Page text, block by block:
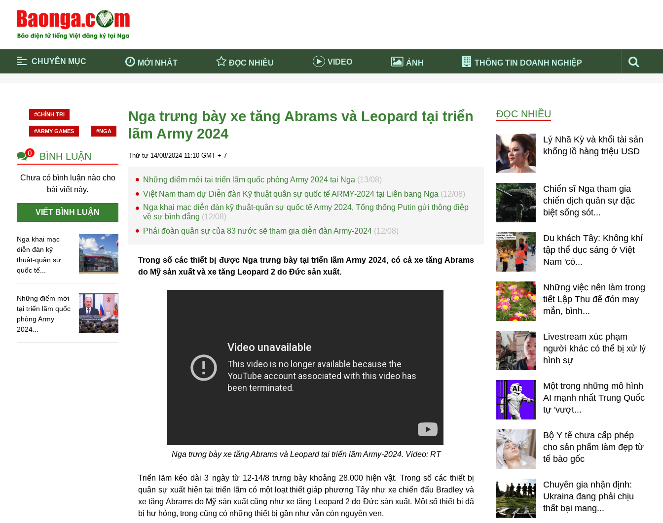
CHUYÊN MỤC MỚI NHẤT ĐỌC NHIỀU VIDEO ẢNH THÔNG TIN DOANH NGHIỆP
Nổi bật báo nga
Cộng đồng
Thông tin nước Nga NABU EDUCATION
Thư viện media
Cuộc sống quanh ta
Khám phá nước Nga
Phân tích thị trường Nga 2026
Quảng cáo
#CHÍNH TRỊ
#ARMY GAMES #NGA
0 BÌNH LUẬN
Chưa có bình luận nào cho
bài viết này.
VIẾT BÌNH LUẬN
Nga khai mạc
diễn đàn kỹ
thuật-quân sự
quốc tế...
Những điểm mới
tại triển lãm quốc
phòng Army
2024...
Nga trưng bày xe tăng Abrams và Leopard tại triển
lãm Army 2024
Thứ tư 14/08/2024 11:10 GMT + 7
Những điểm mới tại triển lãm quốc phòng Army 2024 tại Nga (13/08)
Việt Nam tham dự Diễn đàn Kỹ thuật quân sự quốc tế ARMY-2024 tại Liên bang Nga (12/08)
Nga khai mạc diễn đàn kỹ thuật-quân sự quốc tế Army 2024, Tổng thống Putin gửi thông điệp
về sự bình đẳng (12/08)
Phái đoàn quân sự của 83 nước sẽ tham gia diễn đàn Army-2024 (12/08)
Trong số các thiết bị được Nga trưng bày tại triển lãm Army 2024, có cả xe tăng Abrams
do Mỹ sản xuất và xe tăng Leopard 2 do Đức sản xuất.
Nga trưng bày xe tăng Abrams và Leopard tại triển lãm Army-2024. Video: RT
Triển lãm kéo dài 3 ngày từ 12-14/8 trưng bày khoảng 28.000 hiện vật. Trong số các thiết bị
quân sự xuất hiện tại triển lãm có một loạt thiết giáp phương Tây như xe chiến đấu Bradley và
xe tăng Abrams do Mỹ sản xuất cũng như xe tăng Leopard 2 do Đức sản xuất. Một số thiết bị đã
bị hư hỏng, trong cũng có những thiết bị gần như vẫn còn nguyên vẹn.
ĐỌC NHIỀU
Lý Nhã Kỳ và khối tài sản
khổng lồ hàng triệu USD
Chiến sĩ Nga tham gia
chiến dịch quân sự đặc
biệt sống sót...
Du khách Tây: Không khí
tập thể dục sáng ở Việt
Nam 'có...
Những việc nên làm trong
tiết Lập Thu để đón may
mắn, bình...
Livestream xúc phạm
người khác có thể bị xử lý
hình sự
Một trong những mô hình
AI mạnh nhất Trung Quốc
tự 'vượt...
Bộ Y tế chưa cấp phép
cho sản phẩm làm đẹp từ
tế bào gốc
Chuyên gia nhận định:
Ukraina đang phải chịu
thất bại mang...